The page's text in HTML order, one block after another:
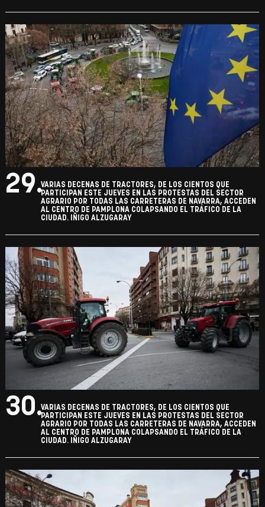
29.VARIAS DECENAS DE TRACTORES, DE LOS CIENTOS QUE
PARTICIPAN ESTE JUEVES EN LAS PROTESTAS DEL SECTOR
AGRARIO POR TODAS LAS CARRETERAS DE NAVARRA, ACCEDEN
AL CENTRO DE PAMPLONA COLAPSANDO EL TRÁFICO DE LA
CIUDAD. IÑIGO ALZUGARAY
30.VARIAS DECENAS DE TRACTORES, DE LOS CIENTOS QUE
PARTICIPAN ESTE JUEVES EN LAS PROTESTAS DEL SECTOR
AGRARIO POR TODAS LAS CARRETERAS DE NAVARRA, ACCEDEN
AL CENTRO DE PAMPLONA COLAPSANDO EL TRÁFICO DE LA
CIUDAD. IÑIGO ALZUGARAY